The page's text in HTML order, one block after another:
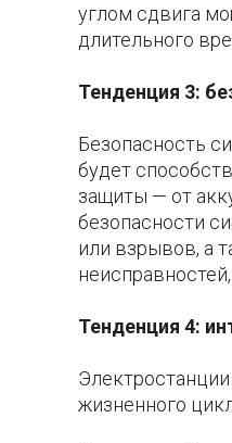
углом сдвига
длительного
Тенденция 3:
Безопасность
будет
защиты — от
безопасности
или взрывов, а
Тенденция 4:
жизненного